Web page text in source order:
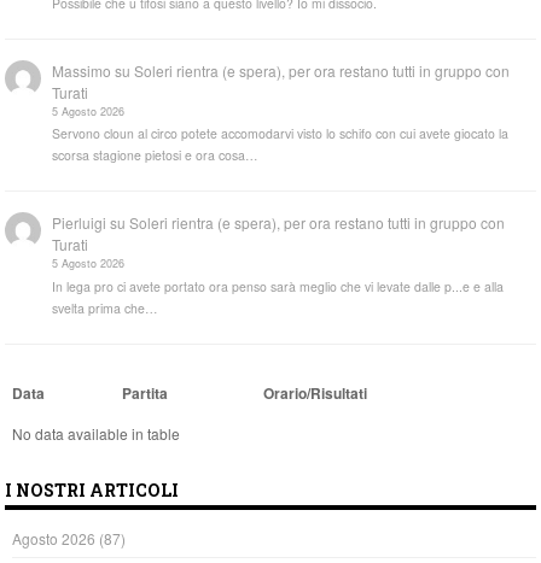
Massimo suSoleri rientra (e spera), per ora restano tutti in gruppo con
Turati
5 Agosto 2026
Servono cloun al circo potete accomodarvi visto lo schifo con cui avete giocato la
scorsa stagione pietosi e ora cosa…
Pierluigi suSoleri rientra (e spera), per ora restano tutti in gruppo con
Turati
5 Agosto 2026
In lega pro ci avete portato ora penso sarà meglio che vi levate dalle p...e e alla
svelta prima che…
Data Partita Orario/Risultati
No data available in table
I NOSTRI ARTICOLI
Agosto 2026 (87)